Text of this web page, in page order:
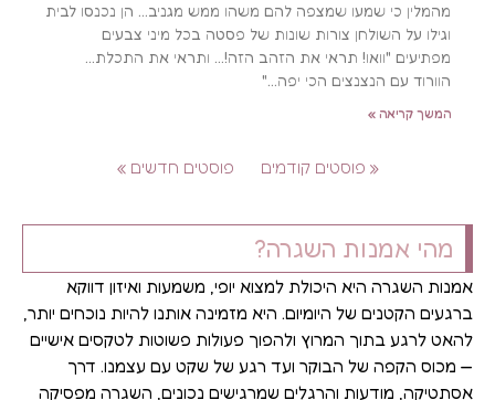
מהי אמנות השגרה?
אמנות השגרה היא היכולת למצוא יופי, משמעות ואיזון דווקא
ברגעים הקטנים של היומיום. היא מזמינה אותנו להיות נוכחים יותר,
להאט לרגע בתוך המרוץ ולהפוך פעולות פשוטות לטקסים אישיים
— מכוס הקפה של הבוקר ועד רגע של שקט עם עצמנו. דרך
אסתטיקה, מודעות והרגלים שמרגישים נכונים, השגרה מפסיקה
מהמלין כי שמעו שמצפה להם משהו ממש מגניב… הן נכנסו לבית
וגילו על השולחן צורות שונות של פסטה בכל מיני צבעים
מפתיעים "וואו! תראי את הזהב הזה!… ותראי את התכלת…
הוורוד עם הנצנצים הכי יפה…"
המשך קריאה »
« פוסטים קודמים פוסטים חדשים »